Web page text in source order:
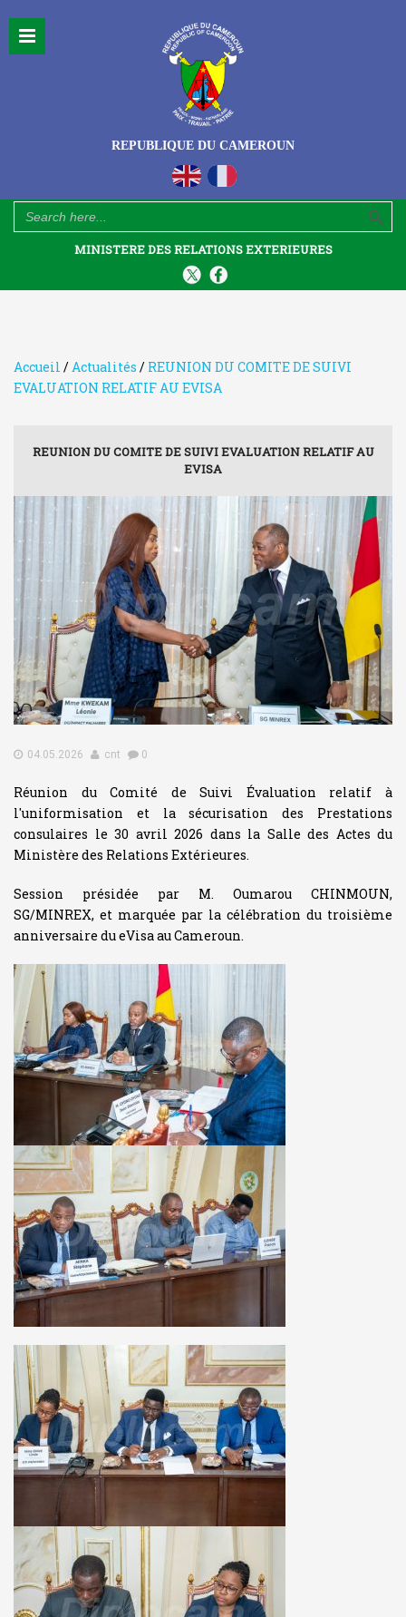
REPUBLIQUE DU CAMEROUN
Search
for:
Search Button
MINISTERE DES RELATIONS EXTERIEURES
Accueil /Actualités / REUNION DU COMITE DE SUIVI
EVALUATION RELATIF AU EVISA
REUNION DU COMITE DE SUIVI EVALUATION RELATIF AU
EVISA
04.05.2026 cnt 0
Réunion du Comité de Suivi Évaluation relatif à
l'uniformisation et la sécurisation des Prestations
consulaires le 30 avril 2026 dans la Salle des Actes du
Ministère des Relations Extérieures.
Session présidée par M. Oumarou CHINMOUN,
SG/MINREX, et marquée par la célébration du troisième
anniversaire du eVisa au Cameroun.